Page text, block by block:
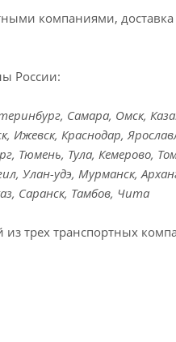
компаниями,
России:
Самара, Омск,
Краснодар,
Тюмень, Тула, Кемерово,
Улан-удэ, Мурманск,
Саранск, Тамбов, Чита
трех транспортных